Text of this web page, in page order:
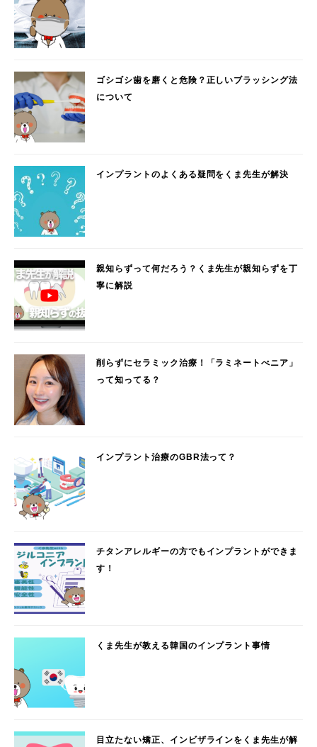
ゴシゴシ歯を磨くと危険？正しいブラッシング法
について
インプラントのよくある疑問をくま先生が解決
親知らずって何だろう？くま先生が親知らずを丁
寧に解説
削らずにセラミック治療！「ラミネートべニア」
って知ってる？
インプラント治療のGBR法って？
チタンアレルギーの方でもインプラントができま
す！
くま先生が教える韓国のインプラント事情
目立たない矯正、インビザラインをくま先生が解